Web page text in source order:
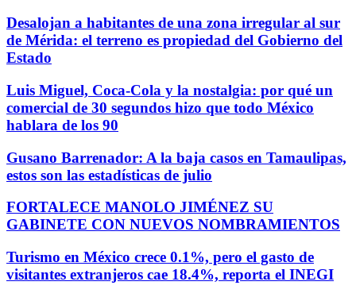
Desalojan a habitantes de una zona irregular al sur
de Mérida: el terreno es propiedad del Gobierno del
Estado
Luis Miguel, Coca-Cola y la nostalgia: por qué un
comercial de 30 segundos hizo que todo México
hablara de los 90
Gusano Barrenador: A la baja casos en Tamaulipas,
estos son las estadísticas de julio
FORTALECE MANOLO JIMÉNEZ SU
GABINETE CON NUEVOS NOMBRAMIENTOS
Turismo en México crece 0.1%, pero el gasto de
visitantes extranjeros cae 18.4%, reporta el INEGI